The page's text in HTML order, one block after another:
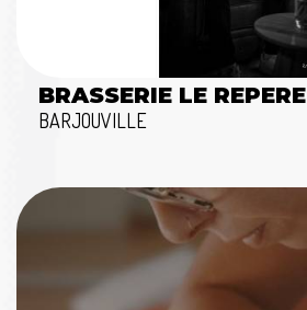
BRASSERIE LE REPERE
BARJOUVILLE